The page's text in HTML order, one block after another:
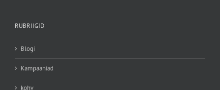
RUBRIIGID
Blogi
Kampaaniad
kohv